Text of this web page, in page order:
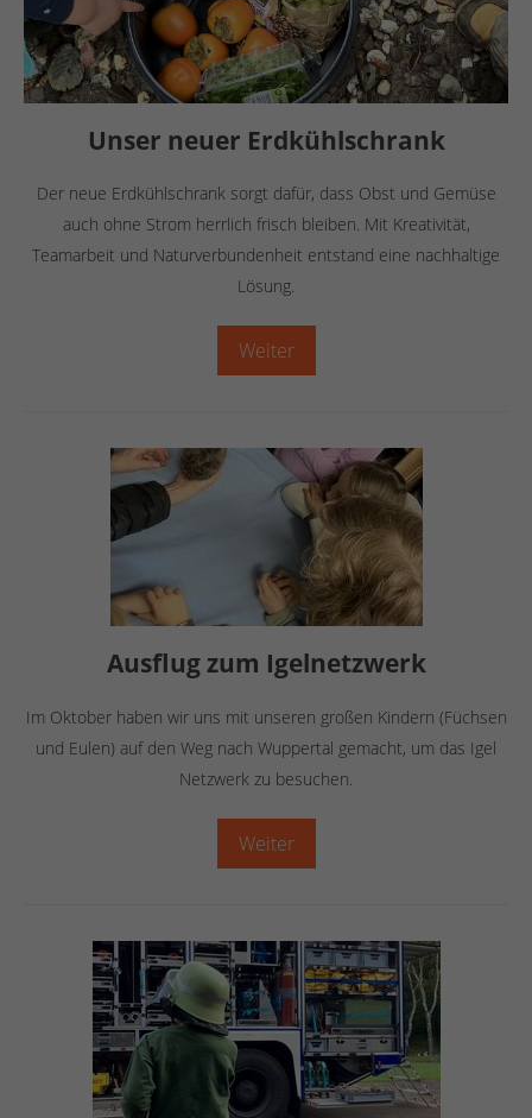
Unser neuer Erdkühlschrank
Der neue Erdkühlschrank sorgt dafür, dass Obst und Gemüse
auch ohne Strom herrlich frisch bleiben. Mit Kreativität,
Teamarbeit und Naturverbundenheit entstand eine nachhaltige
Lösung.
Weiter
Ausflug zum Igelnetzwerk
Im Oktober haben wir uns mit unseren großen Kindern (Füchsen
und Eulen) auf den Weg nach Wuppertal gemacht, um das Igel
Netzwerk zu besuchen.
Weiter